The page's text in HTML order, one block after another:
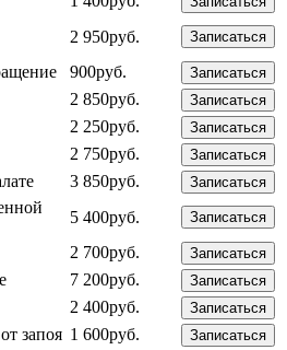
2 950руб. Записаться
900руб. Записаться
2 850руб. Записаться
2 250руб. Записаться
2 750руб. Записаться
3 850руб. Записаться
5 400руб. Записаться
2 700руб. Записаться
7 200руб. Записаться
2 400руб. Записаться
запоя 1 600руб. Записаться